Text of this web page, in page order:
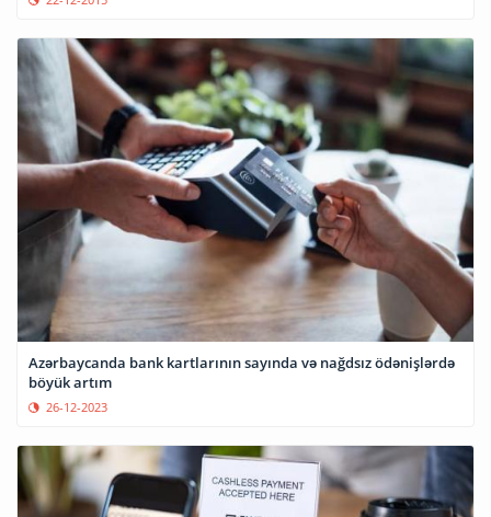
Azərbaycanda bank kartlarının sayında və nağdsız ödənişlərdə
böyük artım
26-12-2023